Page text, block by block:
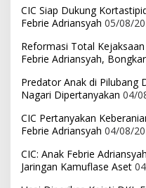
CIC Siap Dukung
Febrie Adriansyah 05/08/
Reformasi Total
Febrie Adriansyah,
Predator Anak di Pilubang
Nagari Dipertanyakan 04/
CIC Pertanyakan
Febrie Adriansyah 04/08/
CIC: Anak Febrie
Jaringan Kamuflase Aset